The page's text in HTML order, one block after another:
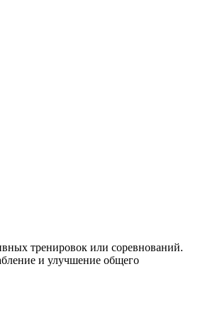
тренировок или соревнований.
и улучшение общего